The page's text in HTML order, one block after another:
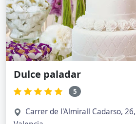
Dulce paladar
5
Carrer de l'Almirall Cadarso,